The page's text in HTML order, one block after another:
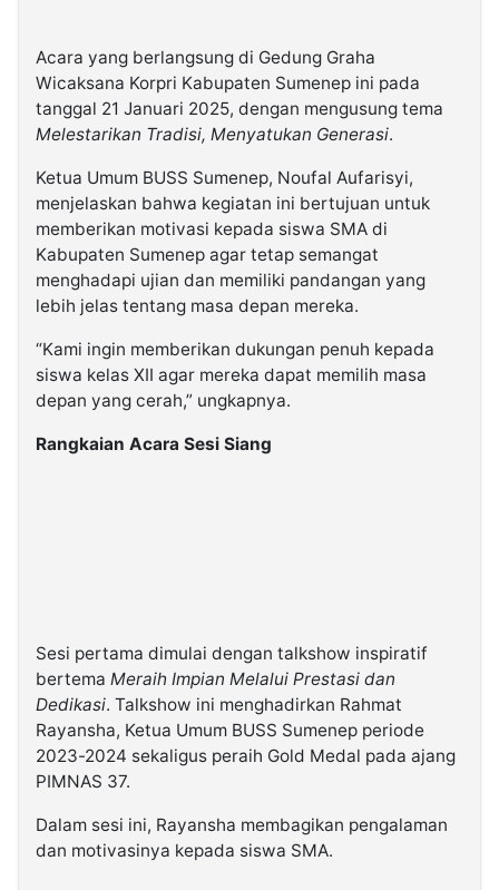
Acara yang berlangsung di Gedung Graha
Wicaksana Korpri Kabupaten Sumenep ini pada
tanggal 21 Januari 2025, dengan mengusung tema
Melestarikan Tradisi, Menyatukan Generasi.
Ketua Umum BUSS Sumenep, Noufal Aufarisyi,
menjelaskan bahwa kegiatan ini bertujuan untuk
memberikan motivasi kepada siswa SMA di
Kabupaten Sumenep agar tetap semangat
menghadapi ujian dan memiliki pandangan yang
lebih jelas tentang masa depan mereka.
“Kami ingin memberikan dukungan penuh kepada
siswa kelas XII agar mereka dapat memilih masa
depan yang cerah,” ungkapnya.
Rangkaian Acara Sesi Siang
Sesi pertama dimulai dengan talkshow inspiratif
bertema Meraih Impian Melalui Prestasi dan
Dedikasi. Talkshow ini menghadirkan Rahmat
Rayansha, Ketua Umum BUSS Sumenep periode
2023-2024 sekaligus peraih Gold Medal pada ajang
PIMNAS 37.
Dalam sesi ini, Rayansha membagikan pengalaman
dan motivasinya kepada siswa SMA.